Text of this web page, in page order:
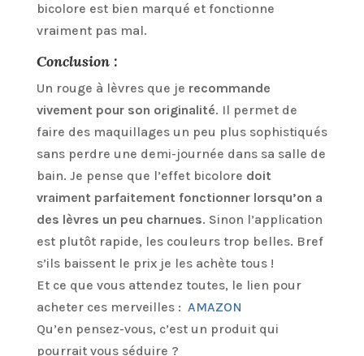
bicolore est bien marqué et fonctionne
vraiment pas mal.
Conclusion :
Un rouge à lèvres que je recommande
vivement pour son originalité. Il permet de
faire des maquillages un peu plus sophistiqués
sans perdre une demi-journée dans sa salle de
bain. Je pense que l’effet bicolore doit
vraiment parfaitement fonctionner lorsqu’on a
des lèvres un peu charnues. Sinon l’application
est plutôt rapide, les couleurs trop belles. Bref
s’ils baissent le prix je les achète tous !
Et ce que vous attendez toutes, le lien pour
acheter ces merveilles : AMAZON
Qu’en pensez-vous, c’est un produit qui
pourrait vous séduire ?